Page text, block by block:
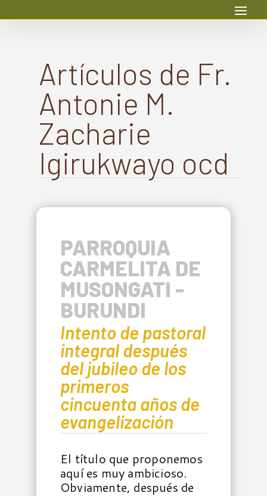
Artículos de Fr.
Antonie M.
Zacharie
Igirukwayo ocd
PARROQUIA
CARMELITA DE
MUSONGATI -
BURUNDI
Intento de pastoral
integral después
del jubileo de los
primeros
cincuenta años de
evangelización
El título que proponemos
aquí es muy ambicioso.
Obviamente, después de